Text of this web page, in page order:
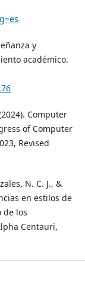
y
académico.
Computer
of Computer
Revised
N. C. J., &
en estilos de
de los
Centauri,